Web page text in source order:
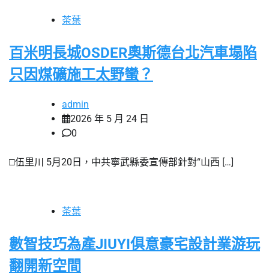
茶葉
百米明長城OSDER奧斯德台北汽車塌陷
只因煤礦施工太野蠻？
admin
2026 年 5 月 24 日
0
□伍里川 5月20日，中共寧武縣委宣傳部針對“山西 […]
茶葉
數智技巧為產JIUYI俱意豪宅設計業游玩
翻開新空間